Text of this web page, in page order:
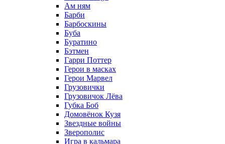
Ам ням
Барби
Барбоскины
Буба
Буратино
Бэтмен
Гарри Поттер
Герои в масках
Герои Марвел
Грузовички
Грузовичок Лёва
Губка Боб
Домовёнок Кузя
Звездные войны
Зверополис
Игра в кальмара